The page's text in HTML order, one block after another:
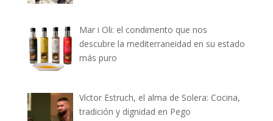
Mar i Oli: el condimento que nos
descubre la mediterraneidad en su estado
más puro
Víctor Estruch, el alma de Solera: Cocina,
tradición y dignidad en Pego